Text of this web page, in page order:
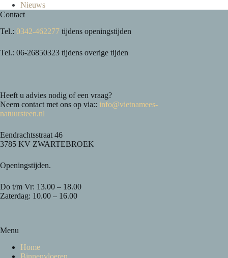
Nieuws
Contact
Tel.: 0342-462277 tijdens openingstijden
Tel.: 06-26850323 tijdens overige tijden
Heeft u advies nodig of een vraag?
Neem contact met ons op via:: info@vietnamees-
natuursteen.nl
Eendrachtsstraat 46
3785 KV ZWARTEBROEK
Openingstijden.
Do t/m Vr: 13.00 – 18.00
Zaterdag: 10.00 – 16.00
Menu
Home
Binnenvloeren